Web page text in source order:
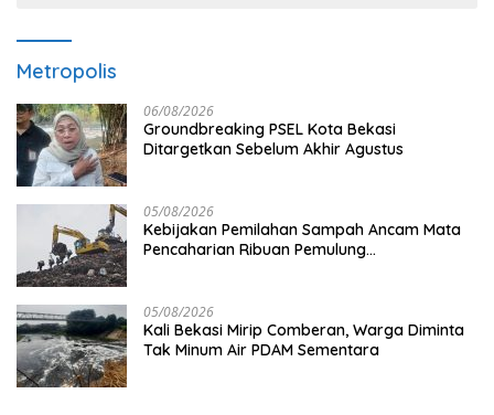
Metropolis
06/08/2026
Groundbreaking PSEL Kota Bekasi
Ditargetkan Sebelum Akhir Agustus
05/08/2026
Kebijakan Pemilahan Sampah Ancam Mata
Pencaharian Ribuan Pemulung
05/08/2026
Kali Bekasi Mirip Comberan, Warga Diminta
Tak Minum Air PDAM Sementara